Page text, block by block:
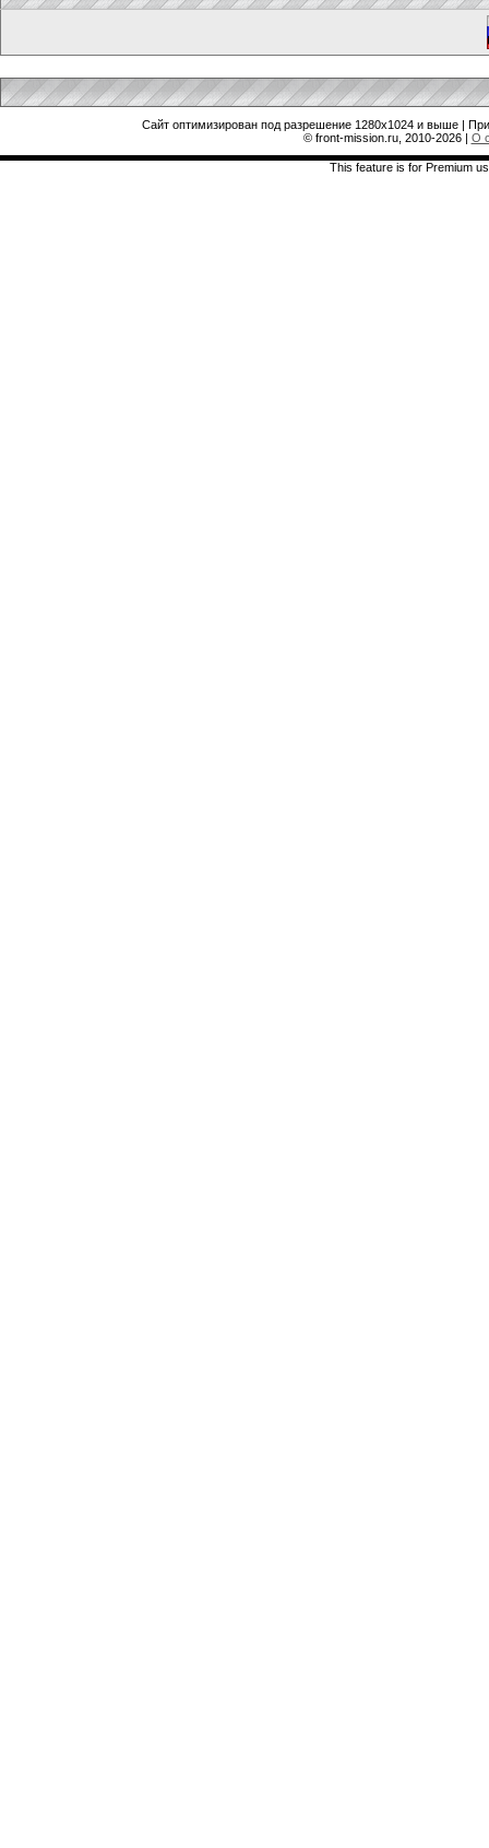
Сайт оптимизирован под разрешение 1280x1024 и выше |
© front-mission.ru, 2010-2026| О
This feature is for Premium